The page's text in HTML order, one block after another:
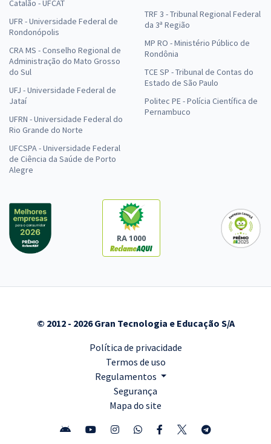
Catalão - UFCAT
UFR - Universidade Federal de
Rondonópolis
CRA MS - Conselho Regional de
Administração do Mato Grosso
do Sul
UFJ - Universidade Federal de
Jataí
UFRN - Universidade Federal do
Rio Grande do Norte
UFCSPA - Universidade Federal
de Ciência da Saúde de Porto
Alegre
TRF 3 - Tribunal Regional Federal
da 3ª Região
MP RO - Ministério Público de
Rondônia
TCE SP - Tribunal de Contas do
Estado de São Paulo
Politec PE - Polícia Científica de
Pernambuco
RA 1000
© 2012 - 2026 Gran Tecnologia e Educação S/A
Política de privacidade
Termos de uso
Regulamentos
Segurança
Mapa do site